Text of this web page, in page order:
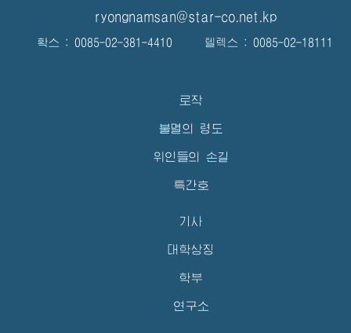
ryongnamsan@star-co.net.kp
확스 : 0085-02-381-4410 텔렉스 : 0085-02-18111
로작
불멸의 령도
위인들의 손길
특간호
기사
대학상징
학부
연구소